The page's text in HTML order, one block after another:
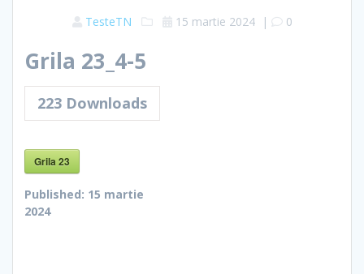
TesteTN 15 martie 2024| 0
Grila 23_4-5
223 Downloads
Grila 23
Published: 15 martie
2024